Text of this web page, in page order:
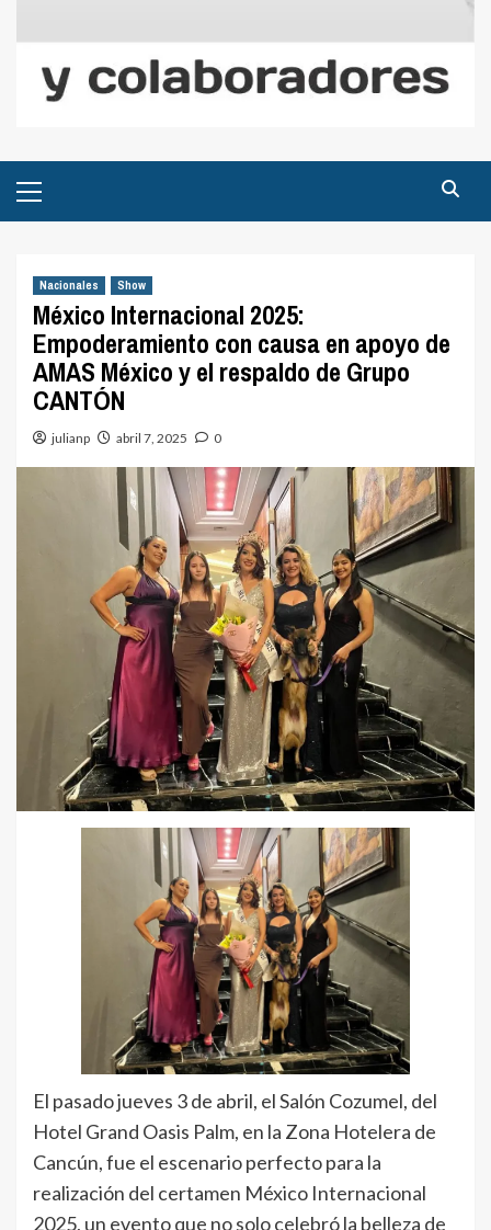
principal
Nacionales Show
México Internacional 2025:
Empoderamiento con causa en apoyo de
AMAS México y el respaldo de Grupo
CANTÓN
julianp abril 7, 2025 0
El pasado jueves 3 de abril, el Salón Cozumel, del
Hotel Grand Oasis Palm, en la Zona Hotelera de
Cancún, fue el escenario perfecto para la
realización del certamen México Internacional
2025, un evento que no solo celebró la belleza de